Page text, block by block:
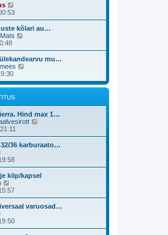
s
t
s
t
i
s
t
m
p
o
t
i
s
t
a
v
m
a
s
p
o
s
t
t
u
s
t
a
a
t
a
v
m
a
t
o
s
t
i
t
u
s
uste kõlari au…
a
t
a
i
s
t
p
s
t
u
s
mu…
a
t
i
m
s
t
s
t
u
s
Hind max 1…
a
t
m
p
t
32/36 karburaato…
a
a
t
a
v
m
a
s
kilp/kapsel
a
a
t
v
varuosad…
a
a